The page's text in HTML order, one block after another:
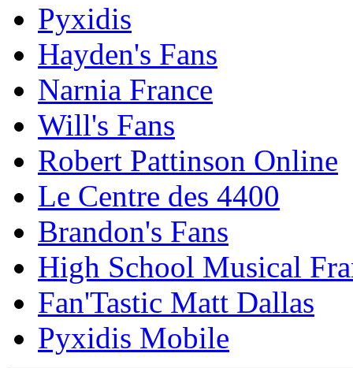
Pyxidis
Hayden's Fans
Narnia France
Will's Fans
Robert Pattinson Online
Le Centre des 4400
Brandon's Fans
High School Musical
Fan'Tastic Matt Dallas
Pyxidis Mobile